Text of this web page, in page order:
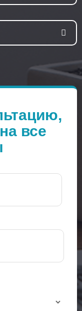
все